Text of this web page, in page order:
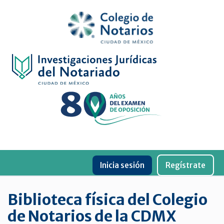
Física
Jurídica
virtual
de
Inicia sesión Regístrate
Biblioteca física del Colegio
de Notarios de la CDMX